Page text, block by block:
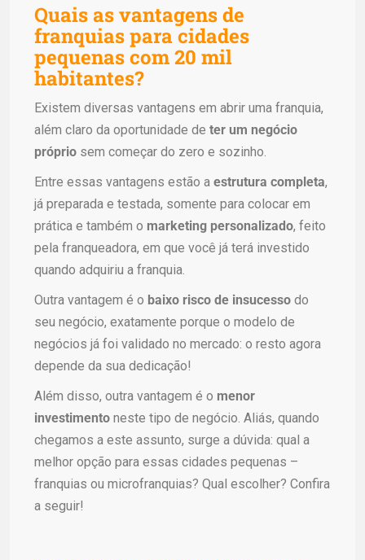
Quais as vantagens de
franquias para cidades
pequenas com 20 mil
habitantes?
Existem diversas vantagens em abrir uma franquia,
além claro da oportunidade de ter um negócio
próprio sem começar do zero e sozinho.
Entre essas vantagens estão a estrutura completa,
já preparada e testada, somente para colocar em
prática e também o marketing personalizado, feito
pela franqueadora, em que você já terá investido
quando adquiriu a franquia.
Outra vantagem é o baixo risco de insucesso do
seu negócio, exatamente porque o modelo de
negócios já foi validado no mercado: o resto agora
depende da sua dedicação!
Além disso, outra vantagem é o menor
investimento neste tipo de negócio. Aliás, quando
chegamos a este assunto, surge a dúvida: qual a
melhor opção para essas cidades pequenas –
franquias ou microfranquias? Qual escolher? Confira
a seguir!